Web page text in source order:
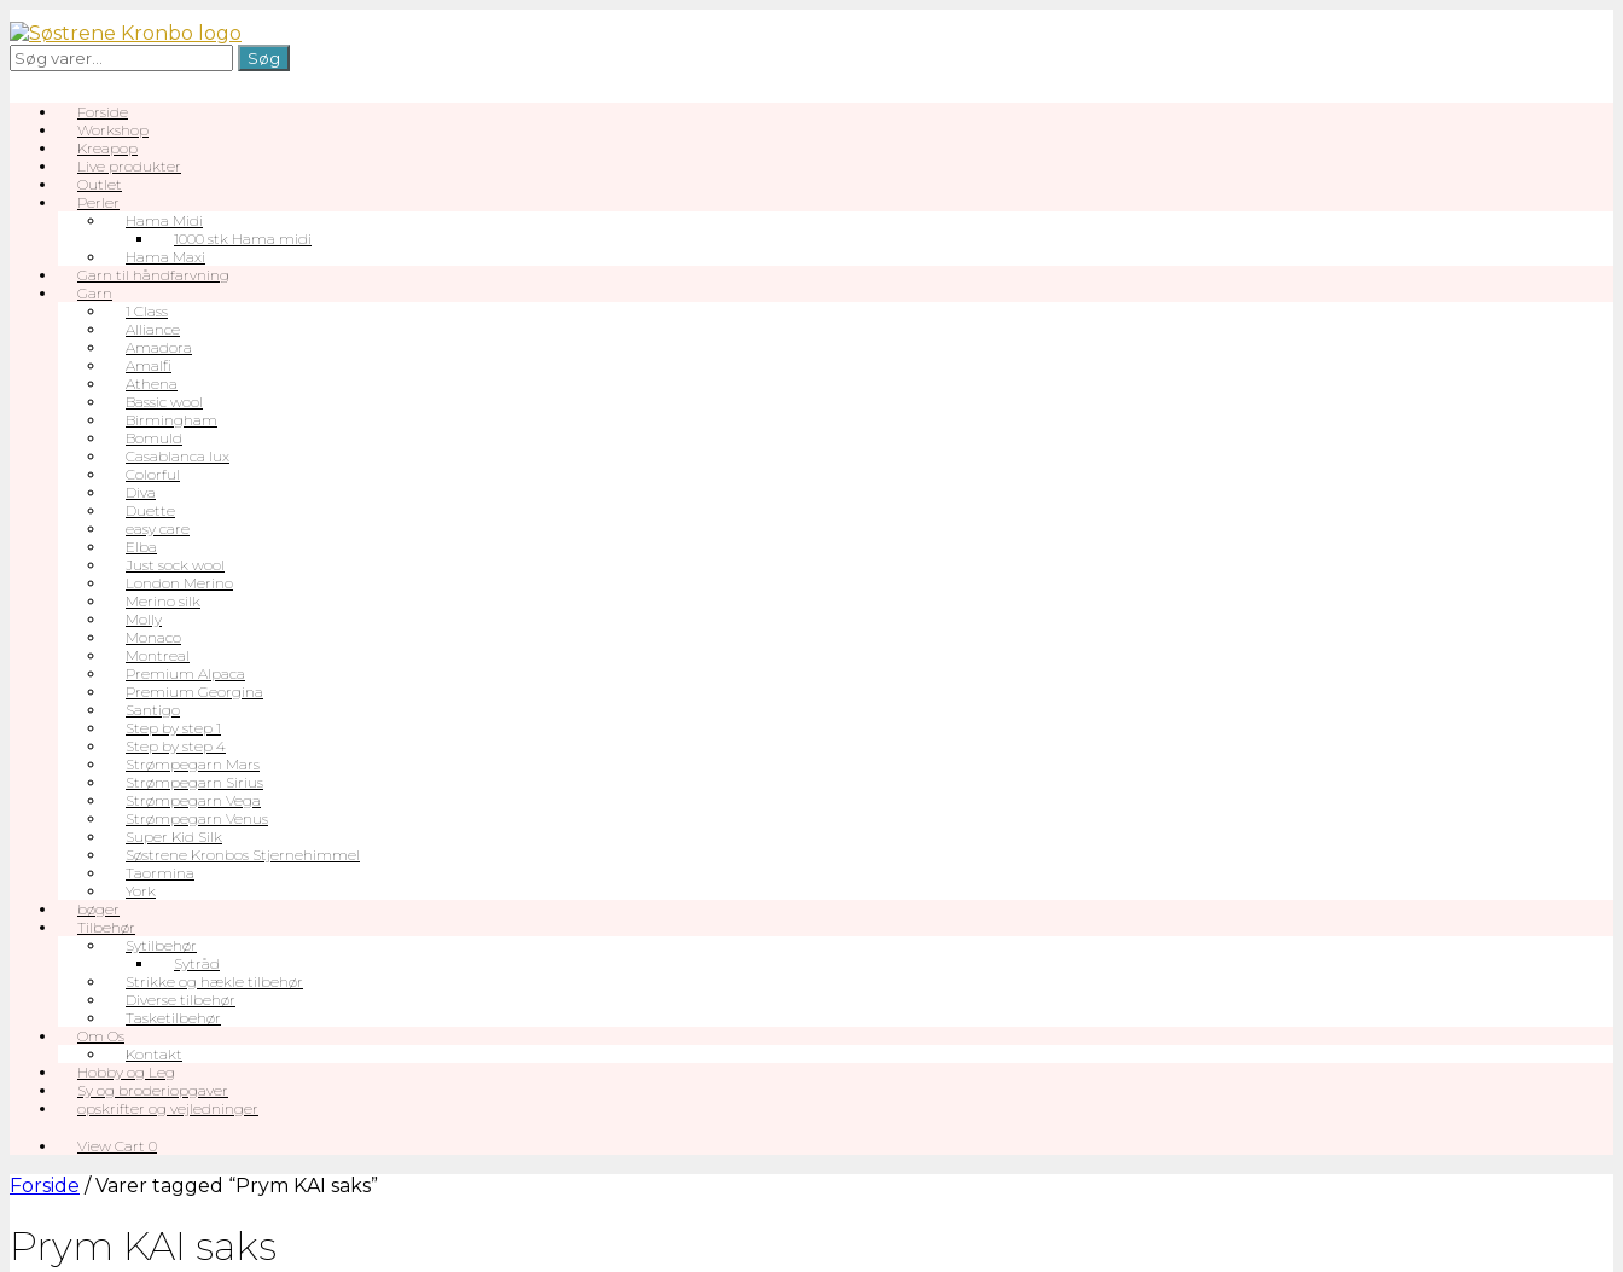
Gå
til
indhold
Søg
efter:
Søg
Forside
Workshop
Kreapop
Live produkter
Outlet
Perler
Hama Midi
1000 stk Hama midi
Hama Maxi
Garn til håndfarvning
Garn
1 Class
Alliance
Amadora
Amalfi
Athena
Bassic wool
Birmingham
Bomuld
Casablanca lux
Colorful
Diva
Duette
easy care
Elba
Just sock wool
London Merino
Merino silk
Molly
Monaco
Montreal
Premium Alpaca
Premium Georgina
Santigo
Step by step 1
Step by step 4
Strømpegarn Mars
Strømpegarn Sirius
Strømpegarn Vega
Strømpegarn Venus
Super Kid Silk
Søstrene Kronbos Stjernehimmel
Taormina
York
bøger
Tilbehør
Sytilbehør
Sytråd
Strikke og hækle tilbehør
Diverse tilbehør
Tasketilbehør
Om Os
Kontakt
Hobby og Leg
Sy og broderiopgaver
opskrifter og vejledninger
View
cart
View Cart 0
Forside / Varer tagged “Prym KAI saks”
Prym KAI saks